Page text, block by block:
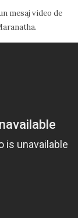
mesaj video de